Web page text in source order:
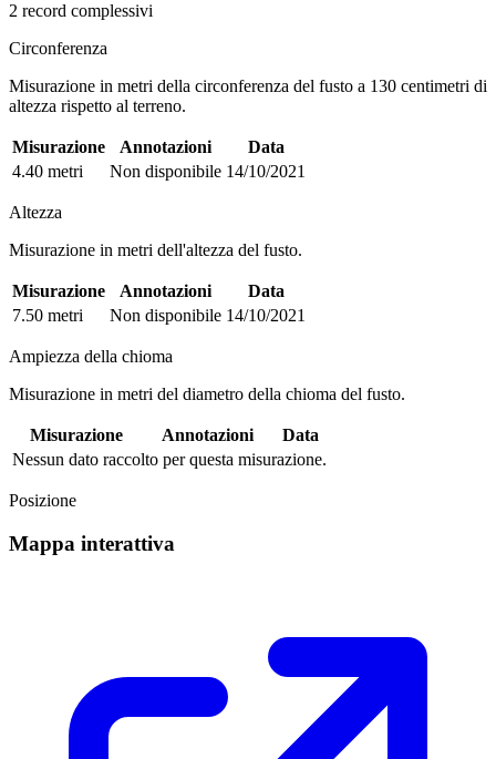
2 record complessivi
Circonferenza
Misurazione in metri della circonferenza del fusto a 130 centimetri di
altezza rispetto al terreno.
Misurazione Annotazioni
Data
4.40 metri
Non disponibile 14/10/2021
Altezza
Misurazione in metri dell'altezza del fusto.
Misurazione Annotazioni
Data
7.50 metri
Non disponibile 14/10/2021
Ampiezza della chioma
Misurazione in metri del diametro della chioma del fusto.
Misurazione Annotazioni
Data
Nessun dato raccolto per questa misurazione.
Posizione
Mappa interattiva